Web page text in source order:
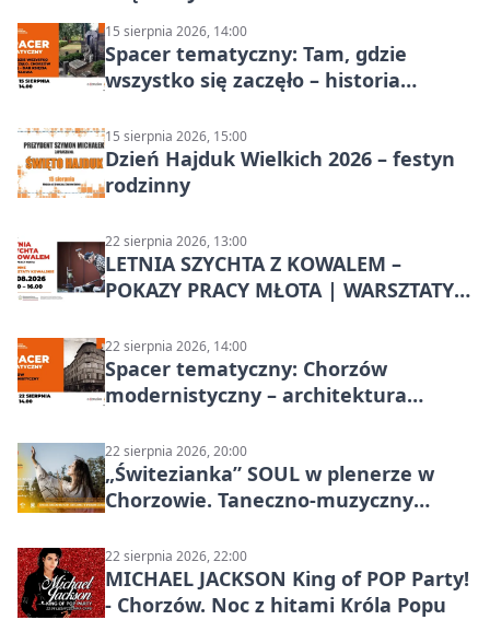
15 sierpnia 2026, 14:00
Spacer tematyczny: Tam, gdzie
wszystko się zaczęło – historia
15 sierpnia 2026, 15:00
Dzień Hajduk Wielkich 2026 – festyn
rodzinny
22 sierpnia 2026, 13:00
LETNIA SZYCHTA Z KOWALEM –
POKAZY PRACY MŁOTA | WARSZTATY
22 sierpnia 2026, 14:00
Spacer tematyczny: Chorzów
modernistyczny – architektura
22 sierpnia 2026, 20:00
„Świtezianka” SOUL w plenerze w
Chorzowie. Taneczno-muzyczny
22 sierpnia 2026, 22:00
MICHAEL JACKSON King of POP Party!
- Chorzów. Noc z hitami Króla Popu